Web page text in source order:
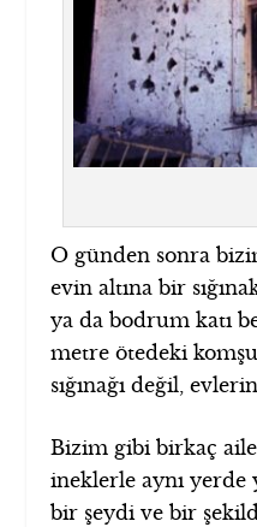
O günden sonra
evin altına bir
ya da bodrum katı
metre ötedeki
sığınağı değil,
Bizim gibi birkaç
ineklerle aynı yerde
bir şeydi ve bir